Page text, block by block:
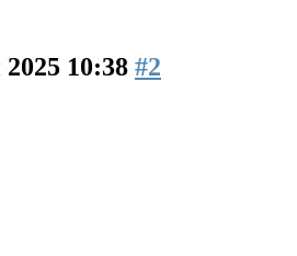
10:38 #2